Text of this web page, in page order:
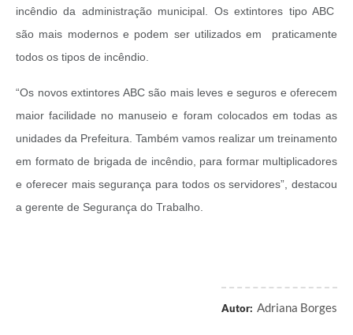
incêndio da administração municipal. Os extintores tipo ABC
são mais modernos e podem ser utilizados em praticamente
todos os tipos de incêndio.
“Os novos extintores ABC são mais leves e seguros e oferecem
maior facilidade no manuseio e foram colocados em todas as
unidades da Prefeitura. Também vamos realizar um treinamento
em formato de brigada de incêndio, para formar multiplicadores
e oferecer mais segurança para todos os servidores”, destacou
a gerente de Segurança do Trabalho.
Autor: Adriana Borges